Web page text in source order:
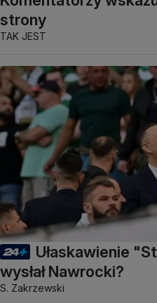
strony
TAK JEST
Ułaskawienie
wysłał Nawrocki?
S. Zakrzewski